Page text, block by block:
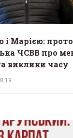
Марією:
ЧСВВ про
виклики часу